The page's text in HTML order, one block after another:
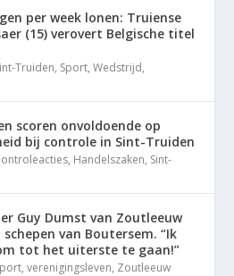
per week lonen: Truiense
(15) verovert Belgische titel
Truiden, Sport,Wedstrijd,
scoren onvoldoende op
bij controle in Sint-Truiden
, Handelszaken, Sint-
Guy Dumst van Zoutleeuw
van Boutersem. “Ik
tot het uiterste te gaan!”
,verenigingsleven, Zoutleeuw